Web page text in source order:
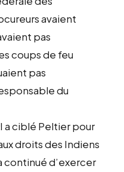
avaient
pas
coups de feu
pas
du
a ciblé Peltier pour
droits des Indiens
continué d’exercer